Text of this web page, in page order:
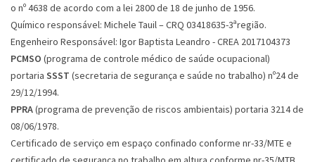
o nº 4638 de acordo com a lei 2800 de 18 de junho de 1956.
Químico responsável: Michele Tauil – CRQ 03418635-3ªregião.
Engenheiro Responsável: Igor Baptista Leandro - CREA 2017104373
PCMSO (programa de controle médico de saúde ocupacional)
portaria SSST (secretaria de segurança e saúde no trabalho) nº24 de
29/12/1994.
PPRA(programa de prevenção de riscos ambientais) portaria 3214 de
08/06/1978.
Certificado de serviço em espaço confinado conforme nr-33/MTE e